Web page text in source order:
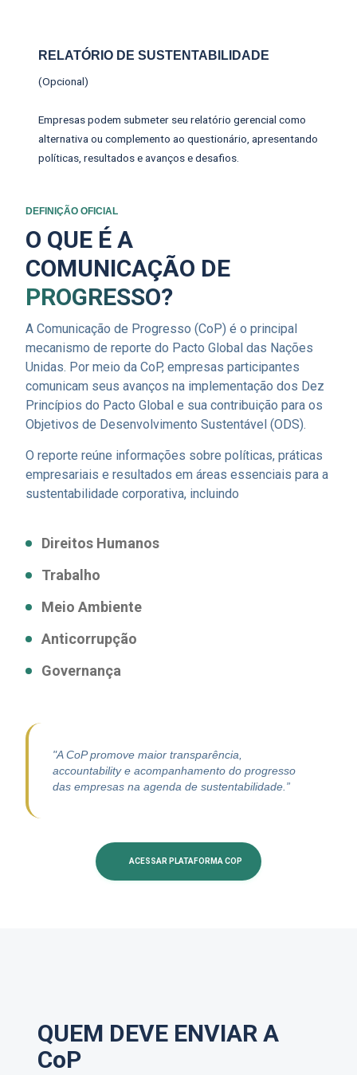
DEFINIÇÃO OFICIAL
O QUE É A
COMUNICAÇÃO DE
PROGRESSO?
A Comunicação de Progresso (CoP) é o principal
mecanismo de reporte do Pacto Global das Nações
Unidas. Por meio da CoP, empresas participantes
comunicam seus avanços na implementação dos Dez
Princípios do Pacto Global e sua contribuição para os
Objetivos de Desenvolvimento Sustentável (ODS).
O reporte reúne informações sobre políticas, práticas
empresariais e resultados em áreas essenciais para a
sustentabilidade corporativa, incluindo
Direitos Humanos
Trabalho
Meio Ambiente
Anticorrupção
Governança
"A CoP promove maior transparência,
accountability e acompanhamento do progresso
das empresas na agenda de sustentabilidade.”
ACESSAR PLATAFORMA COP
RELATÓRIO DE SUSTENTABILIDADE
(Opcional)
Empresas podem submeter seu relatório gerencial como
alternativa ou complemento ao questionário, apresentando
políticas, resultados e avanços e desafios.
QUEM DEVE ENVIAR A
CoP